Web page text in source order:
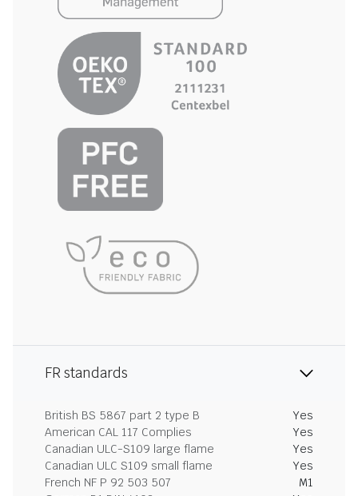
FR standards
British BS 5867 part 2 type B
Yes
American CAL 117 Complies
Yes
Canadian ULC-S109 large flame
Yes
Canadian ULC S109 small flame
Yes
French NF P 92 503 507
M1